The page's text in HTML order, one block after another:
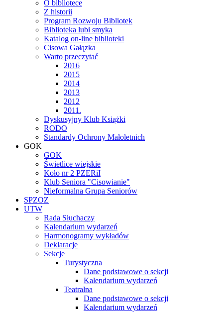
O bibliotece
Z historii
Program Rozwoju Bibliotek
Biblioteka lubi smyka
Katalog on-line biblioteki
Cisowa Gałązka
Warto przeczytać
2016
2015
2014
2013
2012
2011.
Dyskusyjny Klub Książki
RODO
Standardy Ochrony Małoletnich
GOK
GOK
Świetlice wiejskie
Koło nr 2 PZERiI
Klub Seniora "Cisowianie"
Nieformalna Grupa Seniorów
SPZOZ
UTW
Rada Słuchaczy
Kalendarium wydarzeń
Harmonogramy wykładów
Deklaracje
Sekcje
Turystyczna
Dane podstawowe o sekcji
Kalendarium wydarzeń
Teatralna
Dane podstawowe o sekcji
Kalendarium wydarzeń